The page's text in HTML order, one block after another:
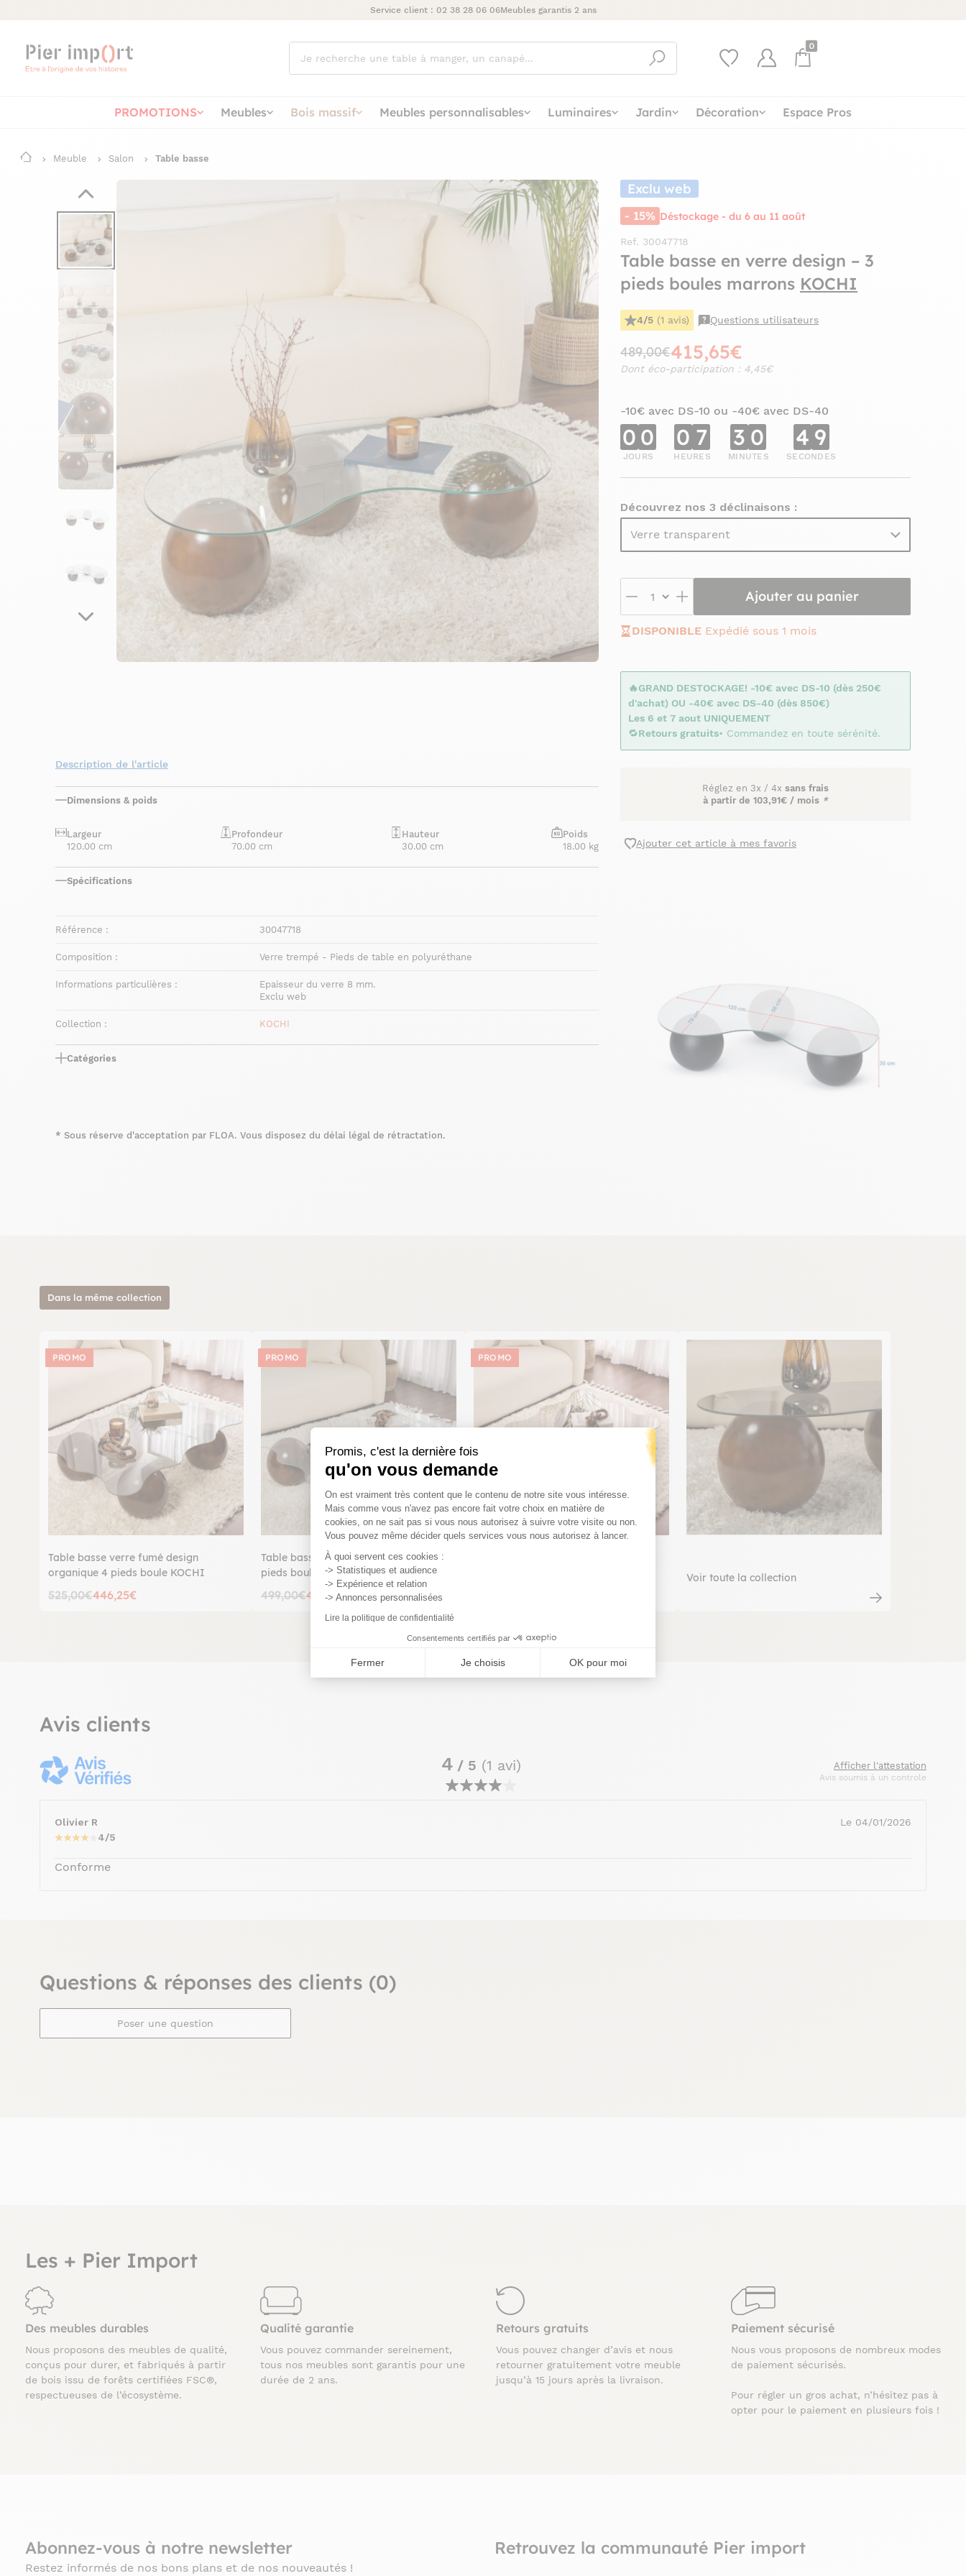
Promis, c'est la dernière fois
qu'on vous demande
Plateforme de Gestion du Consentement : Personnalisez vos Options
On est vraiment très content que le contenu de notre site vous intéresse.
Mais comme vous n'avez pas encore fait votre choix en matière de
cookies, on ne sait pas si vous nous autorisez à suivre votre visite ou non.
Vous pouvez même décider quels services vous nous autorisez à lancer.
À quoi servent ces cookies :
-> Statistiques et audience
-> Expérience et relation
-> Annonces personnalisées
Lire la politique de confidentialité
Consentements certifiés par
Fermer Je choisis OK pour moi
Service client : 02 38 28 06 06Meubles garantis 2 ans
cherchez
vous ?
0
PROMOTIONS Meubles Bois massif Meubles personnalisables Luminaires Jardin Décoration Espace Pros
Meuble Salon Table basse
Exclu web
- 15% Déstockage - du 6 au 11 août
Ref. 30047718
Table basse en verre design – 3
pieds boules marrons KOCHI
4/5 (1 avis) Questions utilisateurs
489,00€415,65€
Dont éco-participation : 4,45€
-10€ avec DS-10 ou -40€ avec DS-40
0 0
JOURS
0 7
HEURES
3 0
MINUTES
4 8
SECONDES
Découvrez nos 3 déclinaisons :
Verre transparent
Ajouter au panier
DISPONIBLE Expédié sous 1 mois
🔥GRAND DESTOCKAGE! -10€ avec DS-10 (dès 250€
d'achat) OU -40€ avec DS-40 (dès 850€)
Les 6 et 7 aout UNIQUEMENT
🔁Retours gratuits• Commandez en toute sérénité.
Réglez en 3x / 4x sans frais
à partir de 103,91€ / mois *
Ajouter cet article à mes favoris
Description de l'article
Dimensions & poids
Largeur
120.00 cm
Profondeur
70.00 cm
Hauteur
30.00 cm
Poids
18.00 kg
Spécifications
Référence : 30047718
Composition : Verre trempé - Pieds de table en polyuréthane
Informations particulières :
Epaisseur du verre 8 mm.
Exclu web
Collection : KOCHI
Catégories
* Sous réserve d'acceptation par FLOA. Vous disposez du délai légal de rétractation.
Dans la même collection
PROMO
Table basse verre fumé design
organique 4 pieds boule KOCHI
525,00€446,25€
PROMO
Table basse verre design organique 4
pieds boule KOCHI
499,00€424,15€
PROMO
Voir toute la collection
Avis clients
4/ 5 (1 avi) Afficher l'attestation
Avis soumis à un controle
Olivier R
4/5
Le 04/01/2026
Conforme
Questions & réponses des clients (0)
Poser une question
Les + Pier Import
Des meubles durables
Nous proposons des meubles de qualité,
conçus pour durer, et fabriqués à partir
de bois issu de forêts certifiées FSC®,
respectueuses de l’écosystème.
Qualité garantie
Vous pouvez commander sereinement,
tous nos meubles sont garantis pour une
durée de 2 ans.
Retours gratuits
Vous pouvez changer d’avis et nous
retourner gratuitement votre meuble
jusqu’à 15 jours après la livraison.
Paiement sécurisé
Nous vous proposons de nombreux modes
de paiement sécurisés.
Pour régler un gros achat, n’hésitez pas à
opter pour le paiement en plusieurs fois !
Abonnez-vous à notre newsletter
Restez informés de nos bons plans et de nos nouveautés !
Retrouvez la communauté Pier import